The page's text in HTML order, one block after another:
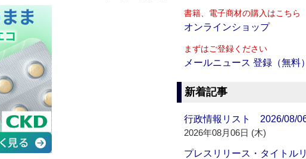
書籍、電子商材の購入はこちら
オンラインショップ
まずはご登録ください
メールニュース 登録（無料）
新着記事
行政情報リスト 2026/08/
2026年08月06日 (木)
プレスリリース・タイトル